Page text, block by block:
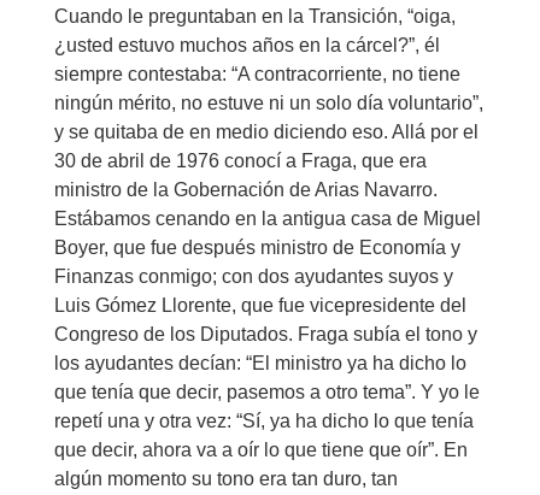
Cuando le preguntaban en la Transición, “oiga,
¿usted estuvo muchos años en la cárcel?”, él
siempre contestaba: “A contracorriente, no tiene
ningún mérito, no estuve ni un solo día voluntario”,
y se quitaba de en medio diciendo eso. Allá por el
30 de abril de 1976 conocí a Fraga, que era
ministro de la Gobernación de Arias Navarro.
Estábamos cenando en la antigua casa de Miguel
Boyer, que fue después ministro de Economía y
Finanzas conmigo; con dos ayudantes suyos y
Luis Gómez Llorente, que fue vicepresidente del
Congreso de los Diputados. Fraga subía el tono y
los ayudantes decían: “El ministro ya ha dicho lo
que tenía que decir, pasemos a otro tema”. Y yo le
repetí una y otra vez: “Sí, ya ha dicho lo que tenía
que decir, ahora va a oír lo que tiene que oír”. En
algún momento su tono era tan duro, tan